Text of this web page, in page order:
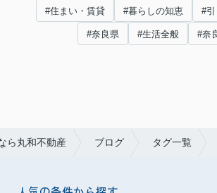
#住まい・賃貸 #暮らしの知恵 #
#奈良県 #生活全般 #奈
ら丸和不動産 ブログ タグ一覧